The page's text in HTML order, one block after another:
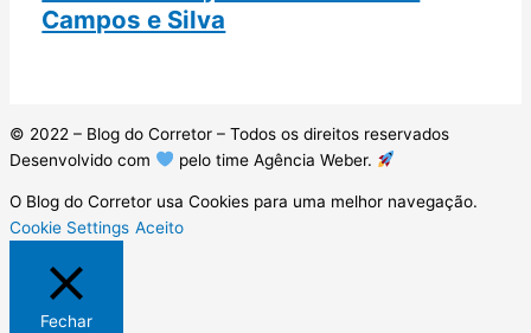
Campos e Silva
© 2022 – Blog do Corretor – Todos os direitos reservados
Desenvolvido com
pelo time Agência Weber.
O Blog do Corretor usa Cookies para uma melhor navegação.
Cookie Settings Aceito
Fechar